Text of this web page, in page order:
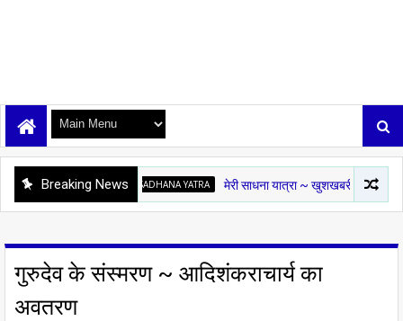
Breaking News
MERI SADHANA YATRA मेरी साधना यात्रा ~ खुशखबरी OSHO KI PUKAR
गुरुदेव के संस्मरण ~ आदिशंकराचार्य का
अवतरण